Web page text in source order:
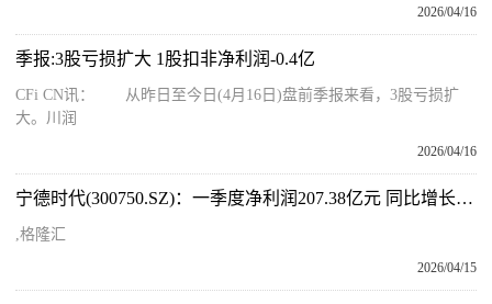
2026/04/16
季报:3股亏损扩大 1股扣非净利润-0.4亿
CFi CN讯： 从昨日至今日(4月16日)盘前季报来看，3股亏损扩
大。川润
2026/04/16
宁德时代(300750.SZ)：一季度净利润207.38亿元 同比增长48.52%-微资讯
,格隆汇
2026/04/15